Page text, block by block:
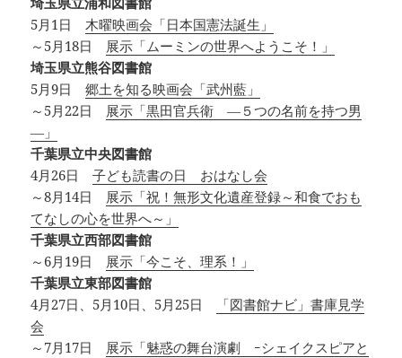
5月1日 木曜映画会「日本国憲法誕生」
～5月18日 展示「ムーミンの世界へようこそ！」
埼玉県立熊谷図書館
5月9日郷土を知る映画会「武州藍」
～5月22日 展示「黒田官兵衛 ―５つの名前を持つ男
―」
千葉県立中央図書館
4月26日子ども読書の日 おはなし会
～8月14日 展示「祝！無形文化遺産登録～和食でおも
てなしの心を世界へ～」
千葉県立西部図書館
～6月19日 展示「今こそ、理系！」
千葉県立東部図書館
4月27日、5月10日、5月25日
「図書館ナビ」書庫見学
会
～7月17日 展示「魅惑の舞台演劇 ｰシェイクスピアと